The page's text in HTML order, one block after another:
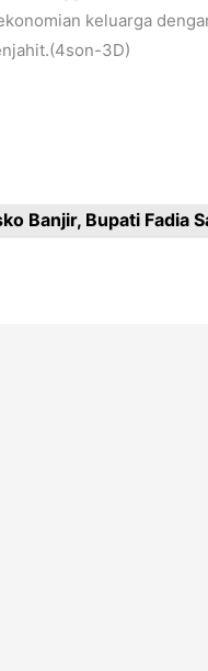
keluarga
3D)
Banjir, Bupati Fadia